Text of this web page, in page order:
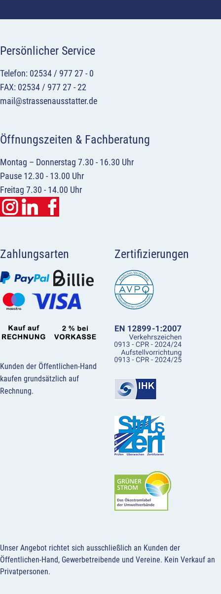
Persönlicher Service
Telefon: 02534 / 977 27 - 0
FAX: 02534 / 977 27 - 22
mail@strassenausstatter.de
Öffnungszeiten & Fachberatung
Montag – Donnerstag 7.30 - 16.30 Uhr
Pause 12.30 - 13.00 Uhr
Freitag 7.30 - 14.00 Uhr
Zahlungsarten
Kunden der Öffentlichen-Hand
kaufen grundsätzlich auf
Rechnung.
Zertifizierungen
Unser Angebot richtet sich ausschließlich an Kunden der
Öffentlichen-Hand, Gewerbetreibende und Vereine. Kein Verkauf an
Privatpersonen.